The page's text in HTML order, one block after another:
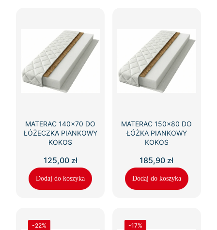
MATERAC 140×70 DO
ŁÓŻECZKA PIANKOWY
KOKOS
125,00 zł
Dodaj do koszyka
MATERAC 150×80 DO
ŁÓŻKA PIANKOWY
KOKOS
185,90 zł
Dodaj do koszyka
-22% -17%